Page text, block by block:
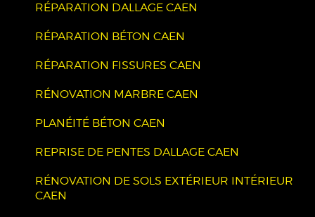
RÉPARATION DALLAGE CAEN
RÉPARATION BÉTON CAEN
RÉPARATION FISSURES CAEN
RÉNOVATION MARBRE CAEN
PLANÉITÉ BÉTON CAEN
REPRISE DE PENTES DALLAGE CAEN
RÉNOVATION DE SOLS EXTÉRIEUR INTÉRIEUR
CAEN